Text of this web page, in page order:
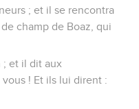
; et il se rencontra
champ de Boaz, qui
; et il dit aux
! Et ils lui dirent :